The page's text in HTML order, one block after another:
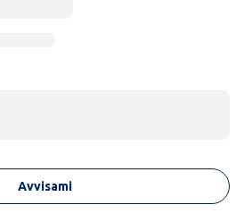
Avvisami